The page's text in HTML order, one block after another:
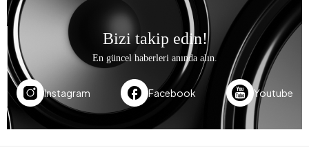
Bizi takip edin!
En güncel haberleri anında alın.
Instagram Facebook Youtube